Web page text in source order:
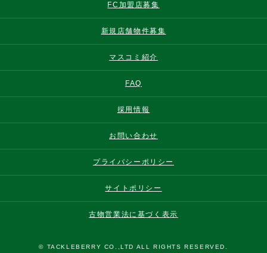
FC加盟店募集
新規店舗物件募集
マスコミ紹介
FAQ
採用情報
お問い合わせ
プライバシーポリシー
サイトポリシー
古物営業法に基づく表示
© TACKLEBERRY CO.,LTD ALL RIGHTS RESERVED.